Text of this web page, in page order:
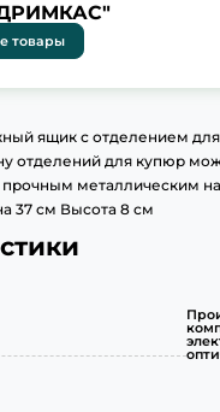
товары
ящик с отделением
отделений для купюр
прочным металлическим
37 см Высота 8 см